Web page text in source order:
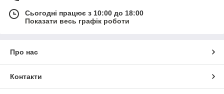
Сьогодні працює з 10:00 до 18:00
Показати весь графік роботи
Про нас
Контакти